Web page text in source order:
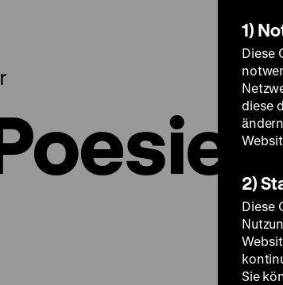
1)
Diese
diese
2)
Diese
Sie